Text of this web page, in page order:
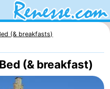
(& breakfasts)
(& breakfast)